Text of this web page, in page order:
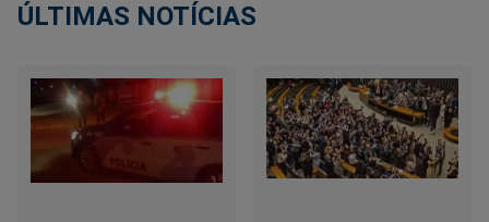
ÚLTIMAS NOTÍCIAS